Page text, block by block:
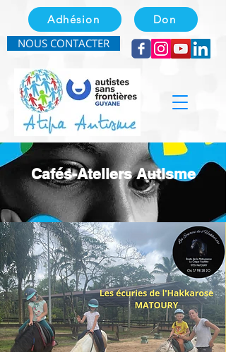
Adhésion Don
NOUS CONTACTER
Cafés-Ateliers Autisme